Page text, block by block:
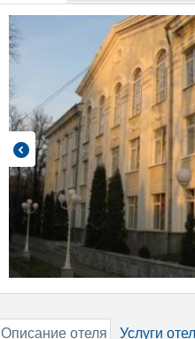
Описание отеля Услуги